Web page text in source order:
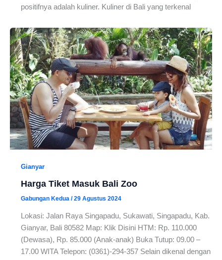
positifnya adalah kuliner. Kuliner di Bali yang terkenal
Gianyar
Harga Tiket Masuk Bali Zoo
Gabungan Kedua /29 Agustus 2024
Lokasi: Jalan Raya Singapadu, Sukawati, Singapadu, Kab.
Gianyar, Bali 80582 Map: Klik Disini HTM: Rp. 110.000
(Dewasa), Rp. 85.000 (Anak-anak) Buka Tutup: 09.00 –
17.00 WITA Telepon: (0361)-294-357 Selain dikenal dengan